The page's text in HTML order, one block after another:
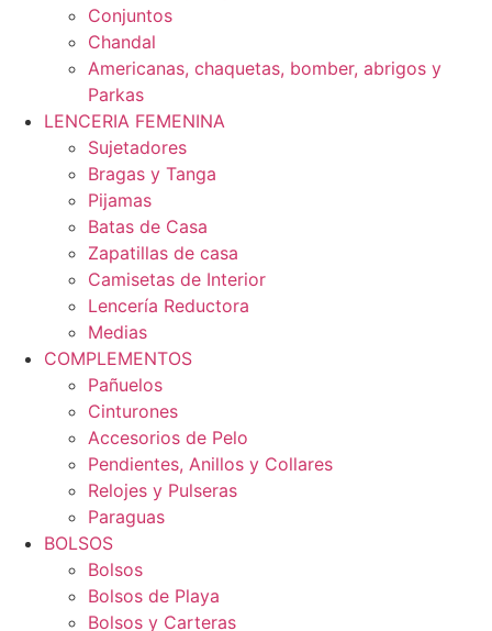
Conjuntos
Chandal
Americanas, chaquetas, bomber, abrigos y
Parkas
LENCERIA FEMENINA
Sujetadores
Bragas y Tanga
Pijamas
Batas de Casa
Zapatillas de casa
Camisetas de Interior
Lencería Reductora
Medias
COMPLEMENTOS
Pañuelos
Cinturones
Accesorios de Pelo
Pendientes, Anillos y Collares
Relojes y Pulseras
Paraguas
BOLSOS
Bolsos
Bolsos de Playa
Bolsos y Carteras